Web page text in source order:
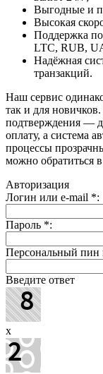
Выгодные и
Высокая
Поддержка
LTC, RUB,
Надёжная
транзакций.
Наш сервис
так и для
подтверждения —
оплату, а система
процессы
можно обратиться
Авторизация
Логин или e-mail *:
Пароль *:
Персональный пин
Введите ответ
x